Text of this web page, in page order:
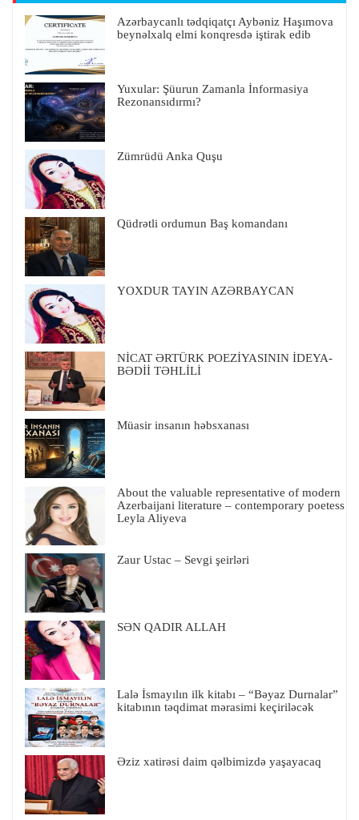
Azərbaycanlı tədqiqatçı Aybəniz Haşımova
beynəlxalq elmi konqresdə iştirak edib
Yuxular: Şüurun Zamanla İnformasiya
Rezonansıdırmı?
Zümrüdü Anka Quşu
Qüdrətli ordumun Baş komandanı
YOXDUR TAYIN AZƏRBAYCAN
NİCAT ƏRTÜRK POEZİYASININ İDEYA-
BƏDİİ TƏHLİLİ
Müasir insanın həbsxanası
About the valuable representative of modern
Azerbaijani literature – contemporary poetess
Leyla Aliyeva
Zaur Ustac – Sevgi şeirləri
SƏN QADIR ALLAH
Lalə İsmayılın ilk kitabı – “Bəyaz Durnalar”
kitabının təqdimat mərasimi keçiriləcək
Əziz xatirəsi daim qəlbimizdə yaşayacaq